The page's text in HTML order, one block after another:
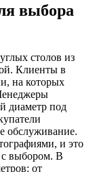
выбора
столов из
Клиенты в
на которых
диаметр под
обслуживание.
и это
с выбором. В
от